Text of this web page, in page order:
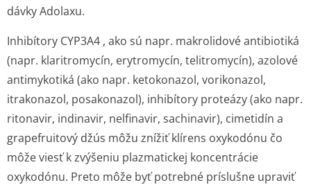
dávky Adolaxu.
Inhibítory CYP3A4 , ako sú napr. makrolidové antibiotiká
(napr. klaritromycín, erytromycín, telitromycín), azolové
antimykotiká (ako napr. ketokonazol, vorikonazol,
itrakonazol, posakonazol), inhibítory proteázy (ako napr.
ritonavir, indinavir, nelfinavir, sachinavir), cimetidín a
grapefruitový džús môžu znížiť klírens oxykodónu čo
môže viesť k zvýšeniu plazmatickej koncentrácie
oxykodónu. Preto môže byť potrebné príslušne upraviť